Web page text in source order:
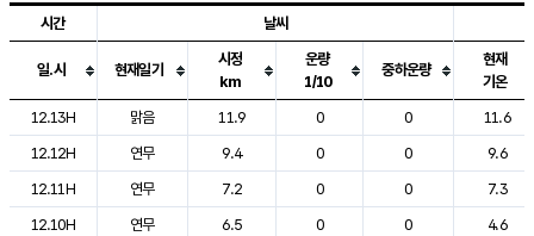
도시별 기상실황표로 지점, 날씨, 기온, 강수, 바람, 기압등을 안내한 표입
시간 날씨
일.시 현재일기
시정
km
운량
1/10
중하운량
현재
기온
12.13H
맑음 11.9 0 0
11.6
12.12H
연무 9.4 0 0
9.6
12.11H
연무 7.2 0 0
7.3
12.10H
연무 6.5 0 0
4.6